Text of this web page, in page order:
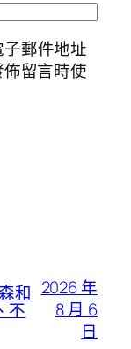
郵件地址
留言時使
和
不
2026 年
8 月 6
日